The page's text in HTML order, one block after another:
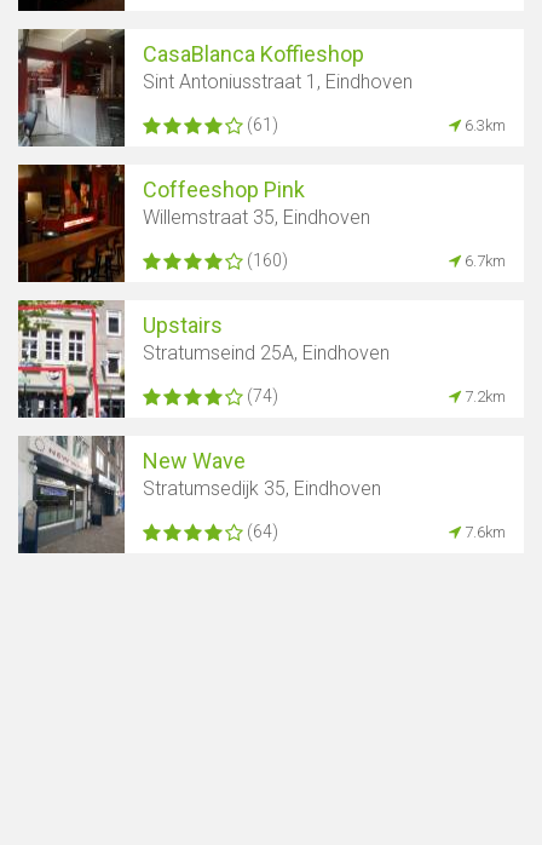
CasaBlanca Koffieshop
Sint Antoniusstraat 1, Eindhoven
(61) 6.3km
Coffeeshop Pink
Willemstraat 35, Eindhoven
(160) 6.7km
Upstairs
Stratumseind 25A, Eindhoven
(74) 7.2km
New Wave
Stratumsedijk 35, Eindhoven
(64) 7.6km